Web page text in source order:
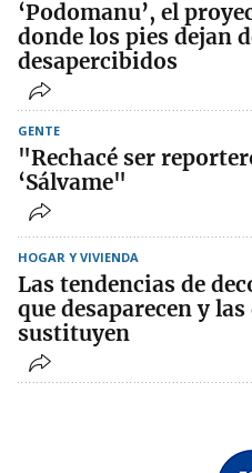
‘Podomanu’, el
donde los pies dejan
desapercibidos
GENTE
"Rechacé ser
‘Sálvame"
HOGAR Y VIVIENDA
Las tendencias de
que desaparecen y las
sustituyen